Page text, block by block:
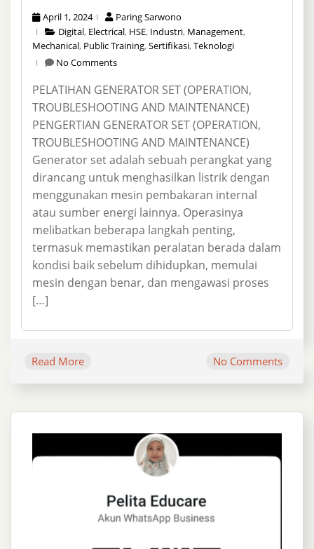
April 1, 2024
Paring Sarwono
Digital, Electrical, HSE, Industri, Management,
Mechanical, Public Training,Sertifikasi,Teknologi
No Comments
PELATIHAN GENERATOR SET (OPERATION,
TROUBLESHOOTING AND MAINTENANCE)
PENGERTIAN GENERATOR SET (OPERATION,
TROUBLESHOOTING AND MAINTENANCE)
Generator set adalah sebuah perangkat yang
dirancang untuk menghasilkan listrik dengan
menggunakan mesin pembakaran internal
atau sumber energi lainnya. Operasinya
melibatkan beberapa langkah penting,
termasuk memastikan peralatan berada dalam
kondisi baik sebelum dihidupkan, memulai
mesin dengan benar, dan mengawasi proses
[…]
Read More No Comments